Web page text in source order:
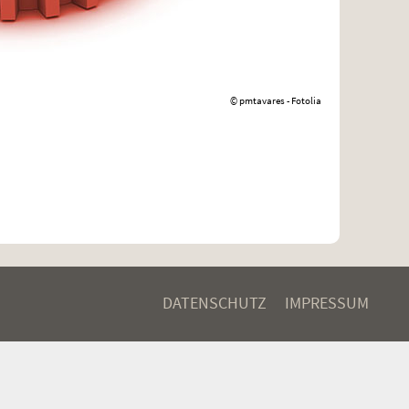
© pmtavares - Fotolia
DATENSCHUTZ IMPRESSUM